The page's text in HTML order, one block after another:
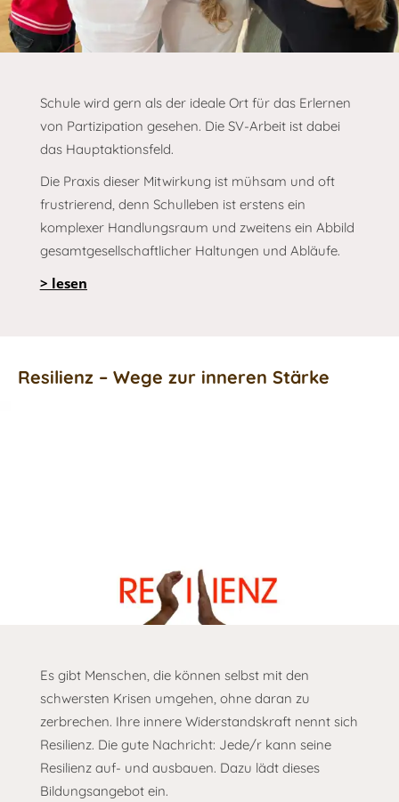
Schule wird gern als der ideale Ort für das Erlernen
von Partizipation gesehen. Die SV-Arbeit ist dabei
das Hauptaktionsfeld.
Die Praxis dieser Mitwirkung ist mühsam und oft
frustrierend, denn Schulleben ist erstens ein
komplexer Handlungsraum und zweitens ein Abbild
gesamtgesellschaftlicher Haltungen und Abläufe.
> lesen
Resilienz – Wege zur inneren Stärke
Es gibt Menschen, die können selbst mit den
schwersten Krisen umgehen, ohne daran zu
zerbrechen. Ihre innere Widerstandskraft nennt sich
Resilienz. Die gute Nachricht: Jede/r kann seine
Resilienz auf- und ausbauen. Dazu lädt dieses
Bildungsangebot ein.